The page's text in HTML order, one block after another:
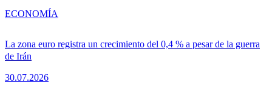
La zona euro registra un crecimiento del 0,4 % a pesar de la guerra
de Irán
30.07.2026
ECONOMÍA